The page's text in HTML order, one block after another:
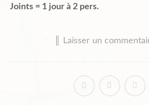
Joints = 1 jour à 2 pers.
║ Laisser un